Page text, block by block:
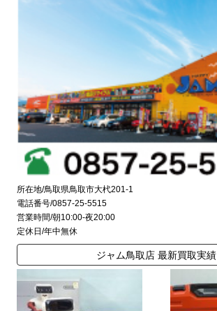
所在地/鳥取県鳥取市大杙201-1
電話番号/0857-25-5515
営業時間/朝10:00-夜20:00
定休日/年中無休
ジャム鳥取店 最新買取実績